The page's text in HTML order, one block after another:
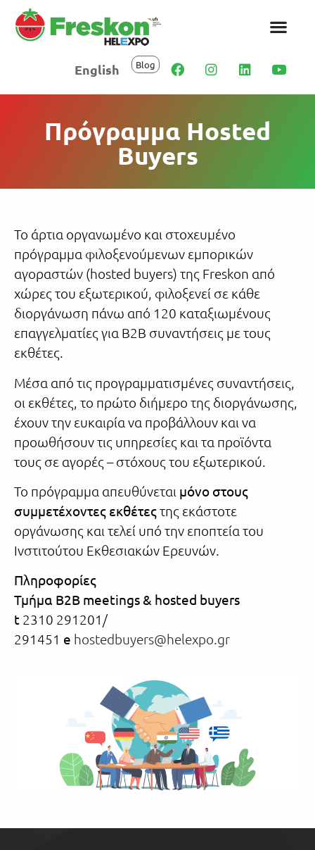
English Blog
Πρόγραμμα Hosted
Buyers
Το άρτια οργανωμένο και στοχευμένο
πρόγραμμα φιλοξενούμενων εμπορικών
αγοραστών (hosted buyers) της Freskon από
χώρες του εξωτερικού, φιλοξενεί σε κάθε
διοργάνωση πάνω από 120 καταξιωμένους
επαγγελματίες για Β2Β συναντήσεις με τους
εκθέτες.
Μέσα από τις προγραμματισμένες συναντήσεις,
οι εκθέτες, το πρώτο διήμερο της διοργάνωσης,
έχουν την ευκαιρία να προβάλλουν και να
προωθήσουν τις υπηρεσίες και τα προϊόντα
τους σε αγορές – στόχους του εξωτερικού.
Το πρόγραμμα απευθύνεται μόνο στους
συμμετέχοντες εκθέτεςτης εκάστοτε
οργάνωσης και τελεί υπό την εποπτεία του
Ινστιτούτου Εκθεσιακών Ερευνών.
Πληροφορίες
Τμήμα B2B meetings & hosted buyers
t 2310 291201/
291451 e hostedbuyers@helexpo.gr